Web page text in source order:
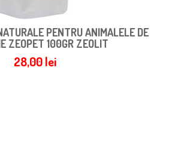
PENTRU ANIMALELE DE
ZEOPET 100GR ZEOLIT
28,00lei